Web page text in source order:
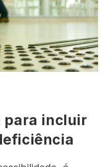
para incluir